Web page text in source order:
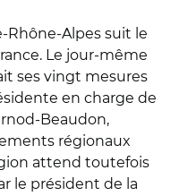
Rhône-Alpes suit le
Le jour-même
ses vingt mesures
en charge de
Beaudon,
régionaux
attend toutefois
le président de la